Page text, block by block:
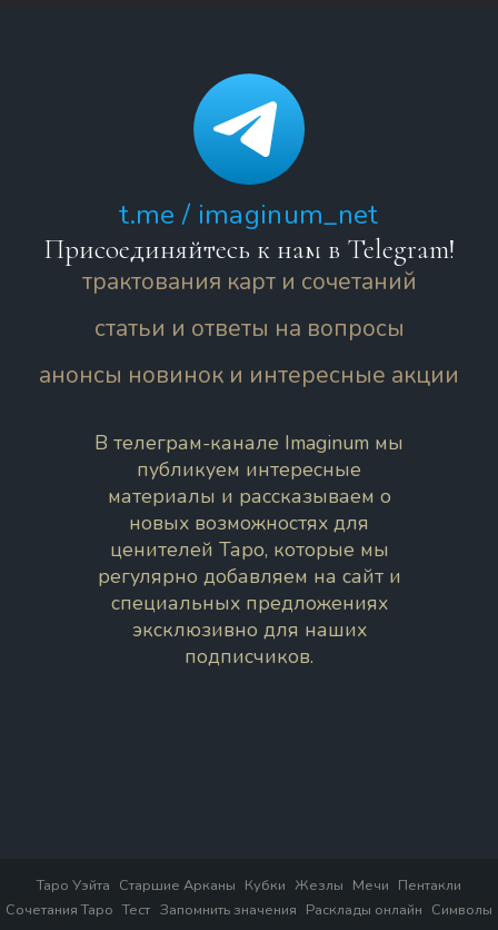
t.me / imaginum_net
Присоединяйтесь к нам в Telegram!
трактования карт и сочетаний
статьи и ответы на вопросы
анонсы новинок и интересные акции
В телеграм-канале Imaginum мы
публикуем интересные
материалы и рассказываем о
новых возможностях для
ценителей Таро, которые мы
регулярно добавляем на сайт и
специальных предложениях
эксклюзивно для наших
подписчиков.
Таро Уэйта Старшие Арканы Кубки Жезлы Мечи Пентакли
Сочетания Таро Тест Запомнить значения Расклады онлайн Символы